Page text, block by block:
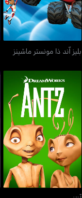
بليز آند ذا مونستر ماشينز
آنتز